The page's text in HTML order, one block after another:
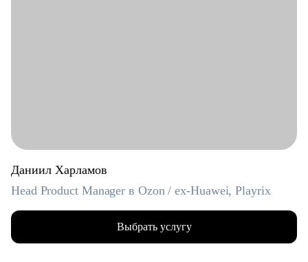
Даниил Харламов
Head Product Manager в Ozon / ex-Huawei, Playrix
Выбрать услугу